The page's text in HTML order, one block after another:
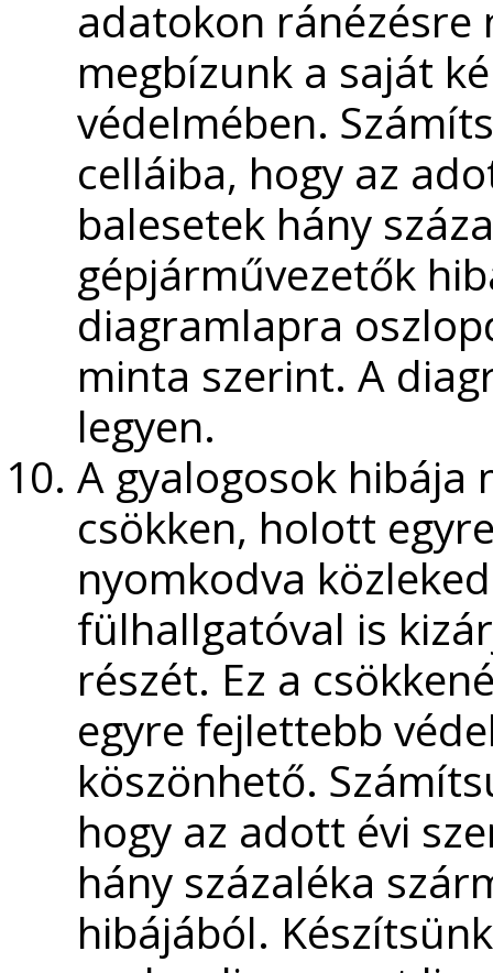
adatokon ránézésre
megbízunk a saját
védelmében.
celláiba, hogy az
balesetek hány
gépjárművezetők
diagramlapra
minta szerint. A
legyen.
A gyalogosok hibája
csökken, holott
nyomkodva
fülhallgatóval is
részét. Ez a
egyre fejlettebb
köszönhető.
hogy az adott évi
hány százaléka
hibájából.